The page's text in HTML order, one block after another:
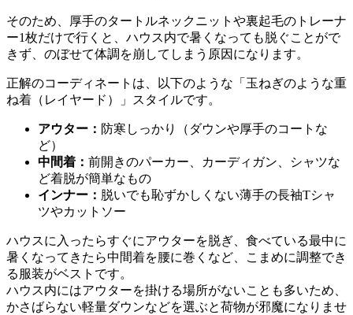
そのため、厚手のタートルネックニットや裏起毛のトレーナ
ー1枚だけで行くと、ハウス内で暑くなっても脱ぐことがで
きず、のぼせて体調を崩してしまう原因になります。
正解のコーディネートは、以下のような「玉ねぎのような重
ね着（レイヤード）」スタイルです。
アウター： 防寒しっかり（ダウンや厚手のコートな
ど）
中間着： 前開きのパーカー、カーディガン、シャツな
ど着脱が簡単なもの
インナー： 脱いでも恥ずかしくない薄手の長袖Tシャ
ツやカットソー
ハウスに入ったらすぐにアウターを脱ぎ、食べている最中に
暑くなってきたら中間着を腰に巻くなど、こまめに調整でき
る服装がベストです。
ハウス内にはアウターを掛ける場所がないことも多いため、
かさばらない軽量ダウンなどを選ぶと荷物が邪魔になりませ